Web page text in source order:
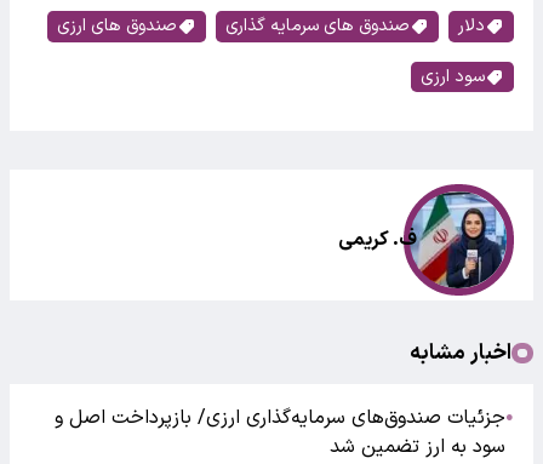
دلار صندوق های سرمایه گذاری
صندوق های ارزی
سود ارزی
ف. کریمی
اخبار مشابه
●جزئیات صندوق‌های سرمایه‌گذاری ارزی/ بازپرداخت اصل و
سود به ارز تضمین شد